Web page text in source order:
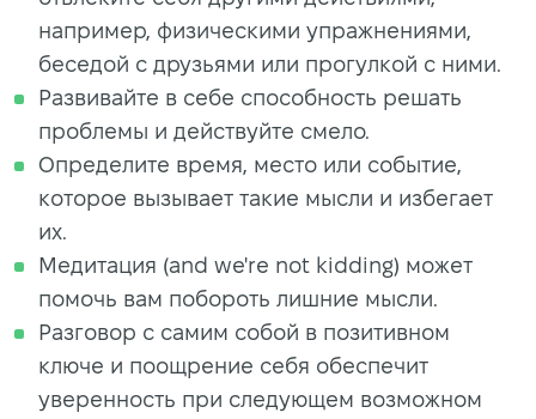
например, физическими упражнениями,
беседой с друзьями или прогулкой с ними.
Развивайте в себе способность решать
проблемы и действуйте смело.
Определите время, место или событие,
которое вызывает такие мысли и избегает
их.
Медитация (and we're not kidding) может
помочь вам побороть лишние мысли.
Разговор с самим собой в позитивном
ключе и поощрение себя обеспечит
уверенность при следующем возможном